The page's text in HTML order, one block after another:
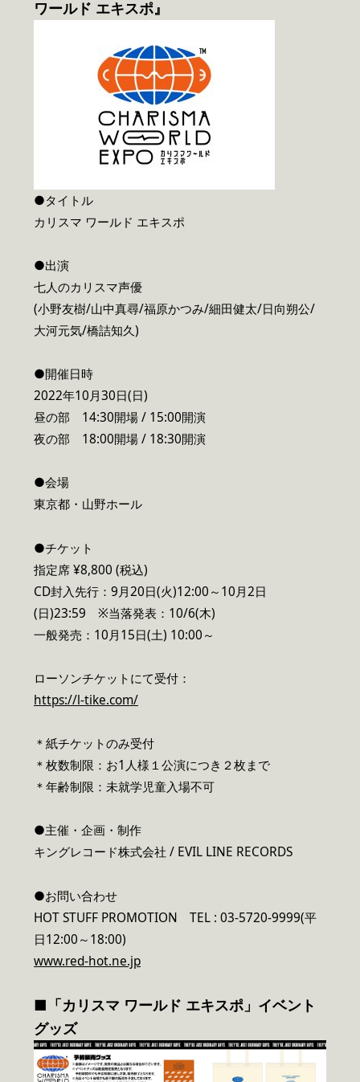
ワールド エキスポ』
●タイトル
カリスマ ワールド エキスポ
●出演
七人のカリスマ声優
(小野友樹/山中真尋/福原かつみ/細田健太/日向朔公/
大河元気/橋詰知久)
●開催日時
2022年10月30日(日)
昼の部 14:30開場 / 15:00開演
夜の部 18:00開場 / 18:30開演
●会場
東京都・山野ホール
●チケット
指定席 ¥8,800 (税込)
CD封入先行：9月20日(火)12:00～10月2日
(日)23:59 ※当落発表：10/6(木)
一般発売：10月15日(土) 10:00～
ローソンチケットにて受付：
https://l-tike.com/
＊紙チケットのみ受付
＊枚数制限：お1人様１公演につき２枚まで
＊年齢制限：未就学児童入場不可
●主催・企画・制作
キングレコード株式会社 / EVIL LINE RECORDS
●お問い合わせ
HOT STUFF PROMOTION TEL : 03-5720-9999(平
日12:00～18:00)
www.red-hot.ne.jp
■「カリスマ ワールド エキスポ」イベント
グッズ